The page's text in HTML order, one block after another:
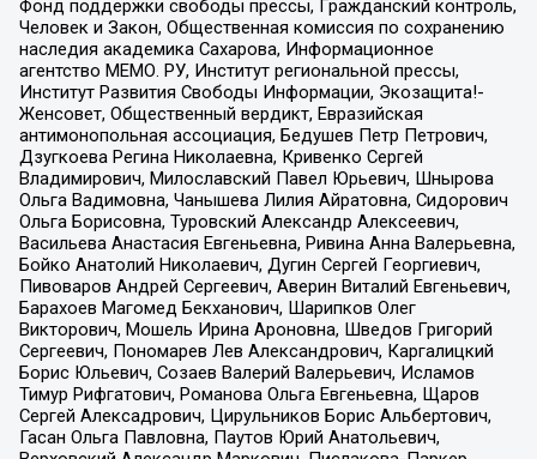
Фонд поддержки свободы прессы, Гражданский контроль,
Человек и Закон, Общественная комиссия по сохранению
наследия академика Сахарова, Информационное
агентство МЕМО. РУ, Институт региональной прессы,
Институт Развития Свободы Информации, Экозащита!-
Женсовет, Общественный вердикт, Евразийская
антимонопольная ассоциация, Бедушев Петр Петрович,
Дзугкоева Регина Николаевна, Кривенко Сергей
Владимирович, Милославский Павел Юрьевич, Шнырова
Ольга Вадимовна, Чанышева Лилия Айратовна, Сидорович
Ольга Борисовна, Туровский Александр Алексеевич,
Васильева Анастасия Евгеньевна, Ривина Анна Валерьевна,
Бойко Анатолий Николаевич, Дугин Сергей Георгиевич,
Пивоваров Андрей Сергеевич, Аверин Виталий Евгеньевич,
Барахоев Магомед Бекханович, Шарипков Олег
Викторович, Мошель Ирина Ароновна, Шведов Григорий
Сергеевич, Пономарев Лев Александрович, Каргалицкий
Борис Юльевич, Созаев Валерий Валерьевич, Исламов
Тимур Рифгатович, Романова Ольга Евгеньевна, Щаров
Сергей Алексадрович, Цирульников Борис Альбертович,
Гасан Ольга Павловна, Паутов Юрий Анатольевич,